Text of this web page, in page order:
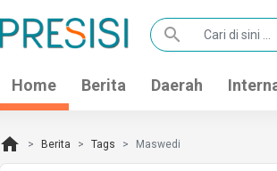
search
Home Berita Daerah
home Berita Tags Maswedi